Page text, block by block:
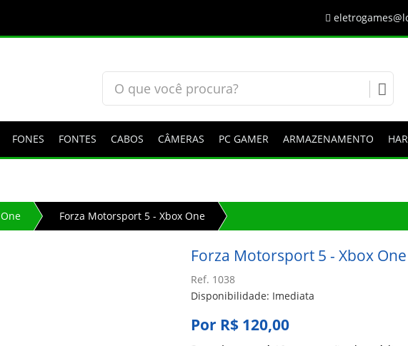
FONES FONTES CABOS CÂMERAS PC GAMER ARMAZENAMENTO
Forza Motorsport 5 - Xbox One
Forza Motorsport 5 - Xbox One
Ref. 1038
Disponibilidade: Imediata
Por R$ 120,00